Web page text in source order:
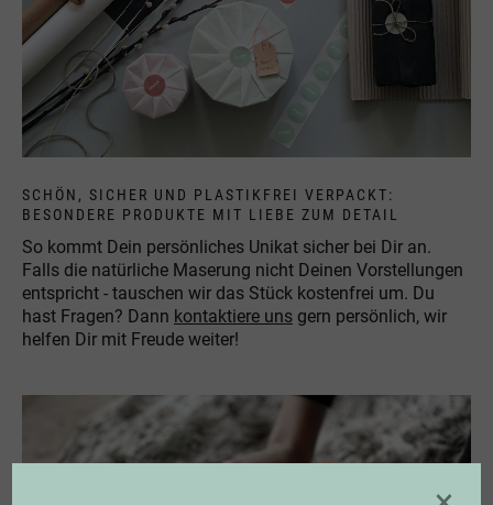
SCHÖN, SICHER UND PLASTIKFREI VERPACKT:
BESONDERE PRODUKTE MIT LIEBE ZUM DETAIL
So kommt Dein persönliches Unikat sicher bei Dir an.
Falls die natürliche Maserung nicht Deinen Vorstellungen
entspricht - tauschen wir das Stück kostenfrei um. Du
hast Fragen? Dann kontaktiere uns gern persönlich, wir
helfen Dir mit Freude weiter!